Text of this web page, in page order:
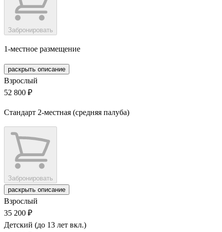
Забронировать
1-местное размещение
раскрыть описание
Взрослый
52 800 ₽
Стандарт 2-местная (средняя палуба)
Забронировать
раскрыть описание
Взрослый
35 200 ₽
Детский (до 13 лет вкл.)